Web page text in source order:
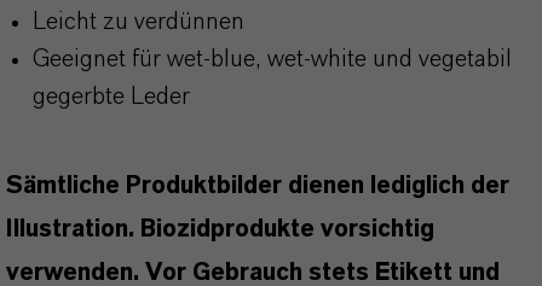
Leicht zu verdünnen
Geeignet für wet-blue, wet-white und vegetabil
gegerbte Leder
Sämtliche Produktbilder dienen lediglich der
Illustration. Biozidprodukte vorsichtig
verwenden. Vor Gebrauch stets Etikett und